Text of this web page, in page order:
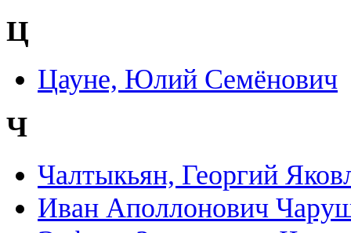
Ц
Цауне, Юлий Семёнович
Ч
Чалтыкьян, Георгий
Иван Аполлонович